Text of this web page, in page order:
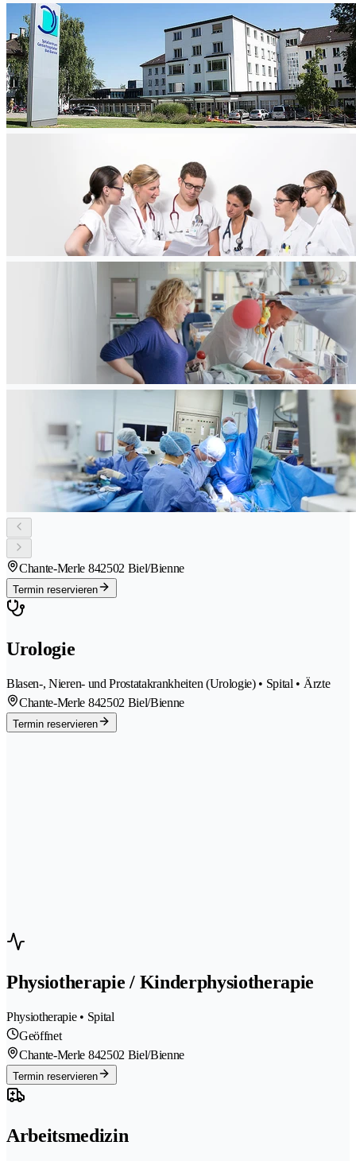
Chante-Merle 842502 Biel/Bienne
Termin reservieren
Urologie
Blasen-, Nieren- und Prostatakrankheiten (Urologie) • Spital • Ärzte
Chante-Merle 842502 Biel/Bienne
Termin reservieren
Physiotherapie / Kinderphysiotherapie
Physiotherapie • Spital
Geöffnet
Chante-Merle 842502 Biel/Bienne
Termin reservieren
Arbeitsmedizin